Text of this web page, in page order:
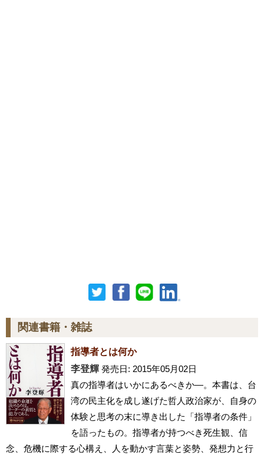
関連書籍・雑誌
指導者とは何か
李登輝 発売日: 2015年05月02日
真の指導者はいかにあるべきか―。本書は、台
湾の民主化を成し遂げた哲人政治家が、自身の
体験と思考の末に導き出した「指導者の条件」
を語ったもの。指導者が持つべき死生観、信
念、危機に際する心構え、人を動かす言葉と姿勢、発想力と行